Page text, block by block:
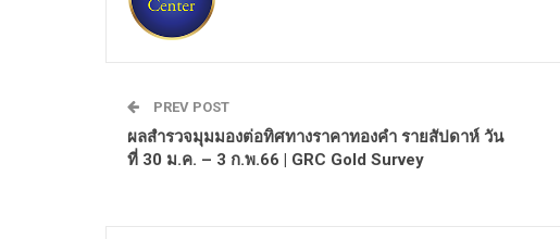
PREV POST
ผลสำรวจมุมมองต่อทิศทางราคาทองคำ รายสัปดาห์ วัน
ที่ 30 ม.ค. – 3 ก.พ.66 | GRC Gold Survey